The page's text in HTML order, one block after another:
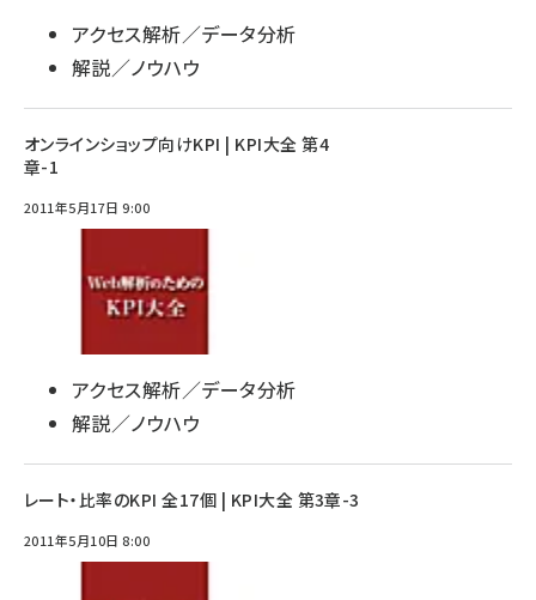
アクセス解析／データ分析
解説／ノウハウ
オンラインショップ向けKPI | KPI大全 第4
章-1
2011年5月17日 9:00
アクセス解析／データ分析
解説／ノウハウ
レート・比率のKPI 全17個 | KPI大全 第3章-3
2011年5月10日 8:00